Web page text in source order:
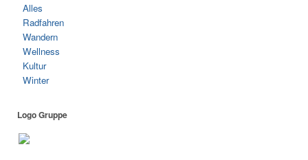
Alles
Radfahren
Wandern
Wellness
Kultur
Winter
Logo Gruppe